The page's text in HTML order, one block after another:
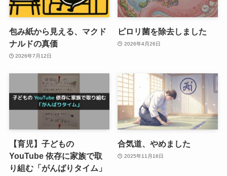
包み紙から見える、マクド
ナルドの真価
2026年7月12日
ピロリ菌を除去しました
2026年4月26日
【育児】子どもの
YouTube 依存に家族で取
り組む「がんばりタイム」
合気道、やめました
2025年11月16日